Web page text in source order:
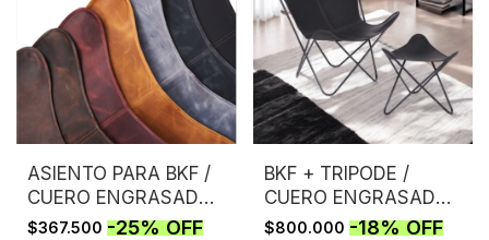
ASIENTO PARA BKF /
CUERO ENGRASADO /
SIN ESTRUCTURA
$367.500 -25%OFF
BKF + TRIPODE /
CUERO ENGRASADO /
ESTRUCTURA NEGRA
$800.000 -18%OFF